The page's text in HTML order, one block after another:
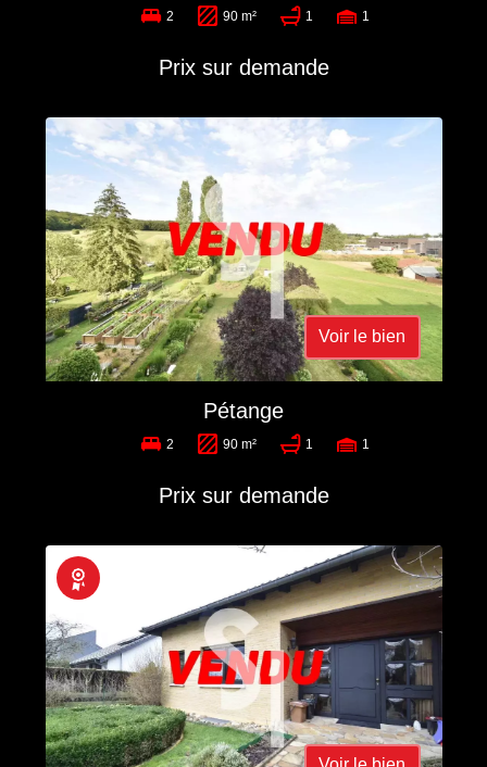
2 90 m² 1 1
Prix sur demande
Voir le bien
Pétange
2 90 m² 1 1
Prix sur demande